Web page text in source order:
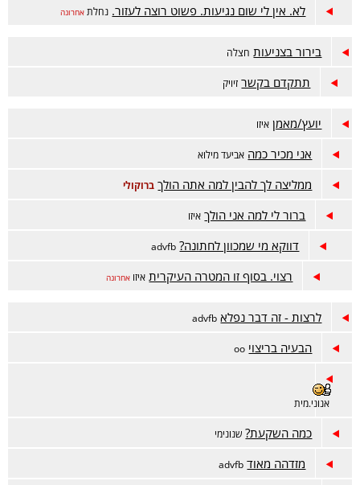
לא. אין לי שום נגיעות. פשוט רוצה לעזור. נחלת אחרונה
בירור בצניעות חצלה
תתקדם בקשר זיויק
יועץ/מאמן איזו
אני מכיר כמה אביעד מילוא
ממליצה לך להבין למה אתה הולך ברוקולי
ברור לי למה אני הולך איזו
דווקא מי שמכוון לחתונה? advfb
רצוי. בסוף זו המטרה העיקרית איזו אחרונה
לרצות - זה דבר נפלא advfb
הבעיה בריצוי oo
אנוני.מית
כמה השקעת? שנונימי
מזדהה מאוד advfb